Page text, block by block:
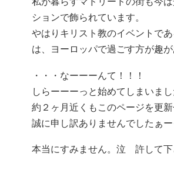
ションで飾られています。
やはりキリスト教のイベントで
は、ヨーロッパで過ごす方が趣が
・・・なーーーんて！！！
しらーーーっと始めてしまいまし
約２ヶ月近くもこのページを更新
誠に申し訳ありませんでしたぁー
本当にすみません。泣 許して下